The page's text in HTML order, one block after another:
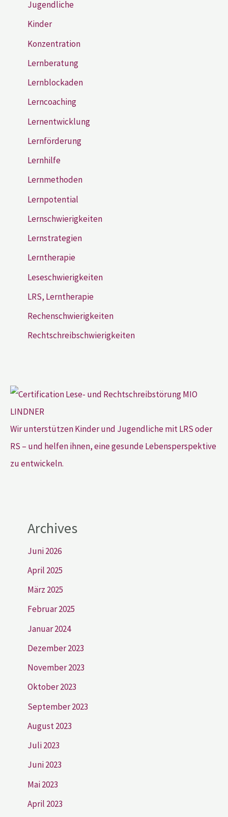
Jugendliche
Kinder
Konzentration
Lernberatung
Lernblockaden
Lerncoaching
Lernentwicklung
Lernförderung
Lernhilfe
Lernmethoden
Lernpotential
Lernschwierigkeiten
Lernstrategien
Lerntherapie
Leseschwierigkeiten
LRS, Lerntherapie
Rechenschwierigkeiten
Rechtschreibschwierigkeiten
Wir unterstützen Kinder und Jugendliche mit LRS oder
RS – und helfen ihnen, eine gesunde Lebensperspektive
zu entwickeln.
Archives
Juni 2026
April 2025
März 2025
Februar 2025
Januar 2024
Dezember 2023
November 2023
Oktober 2023
September 2023
August 2023
Juli 2023
Juni 2023
Mai 2023
April 2023